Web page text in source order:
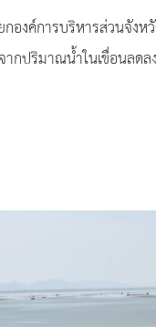
ริหารส่วนจังหวัดสุพ
ากปริมาณน้ำในเขื่อน